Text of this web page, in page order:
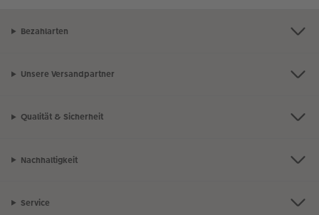
Bezahlarten
Unsere Versandpartner
Qualität & Sicherheit
Nachhaltigkeit
Service